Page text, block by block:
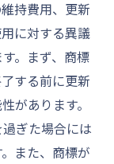
持費用、更新
に対する異議
。まず、商標
する前に更新
があります。
ぎた場合には
また、商標が